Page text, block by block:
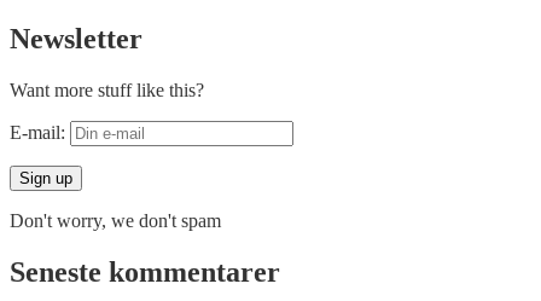
Newsletter
Want more stuff like this?
E-mail:
Don't worry, we don't spam
Seneste kommentarer